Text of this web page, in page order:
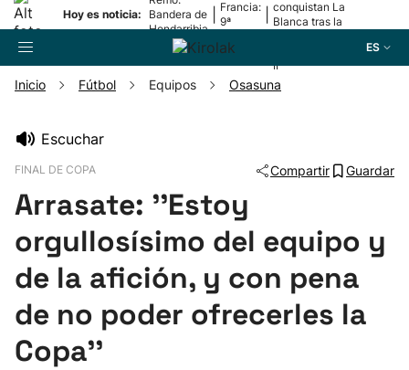
Hoy es noticia:
Bandera de
Hondarribia
Francia:
9ª
conquistan La
Blanca tras la
II
ES
Pelota
Remo
Inicio Fútbol Equipos Osasuna
Escuchar
FINAL DE COPA Compartir Guardar
Arrasate: ''Estoy
orgullosísimo del equipo y
de la afición, y con pena
de no poder ofrecerles la
Copa''